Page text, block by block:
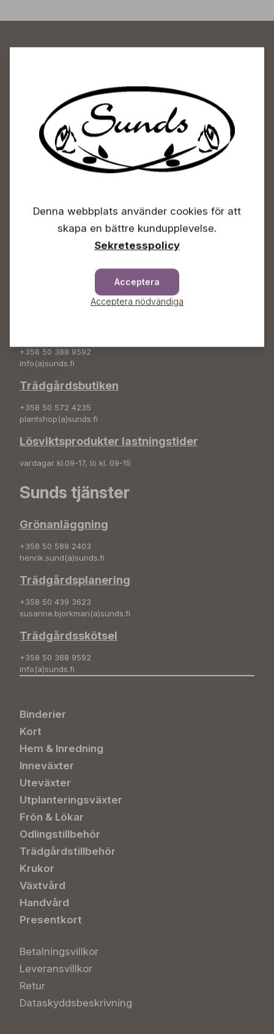
Sunds Trädgårdscenter
Öppet
Vardagar 09-18
Info & växel
+358 50 388 9592
+358 50 388 9592
info(a)sunds.fi
Trädgårdsbutiken
+358 50 572 4235
plantshop(a)sunds.fi
Lösviktsprodukter lastningstider
vardagar kl.09-17, lö kl. 09-15
Sunds tjänster
Grönanläggning
+358 50 589 2403
henrik.sund(a)sunds.fi
Trädgårdsplanering
+358 50 439 3623
susanne.bjorkman(a)sunds.fi
Trädgårdsskötsel
+358 50 388 9592
info(a)sunds.fi
Binderier
Kort
Hem & Inredning
Inneväxter
Uteväxter
Utplanteringsväxter
Frön & Lökar
Odlingstillbehör
Trädgårdstillbehör
Krukor
Växtvård
Handvård
Presentkort
Betalningsvillkor
Leveransvillkor
Retur
Dataskyddsbeskrivning
Denna webbplats använder cookies för att
skapa en bättre kundupplevelse.
Sekretesspolicy
Acceptera
Acceptera nödvändiga